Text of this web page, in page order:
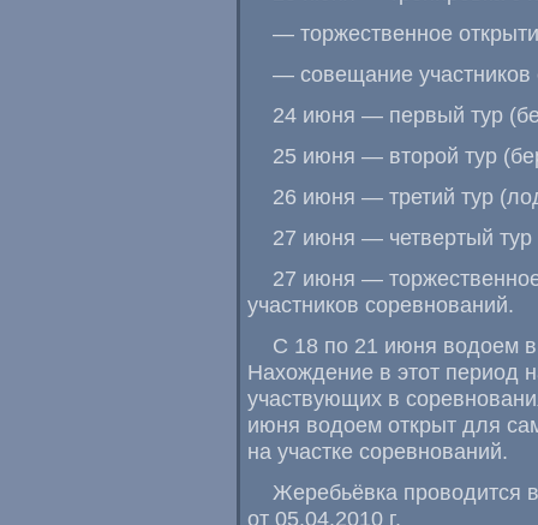
— торжественное
— совещание участников
24 июня — первый тур
25 июня — второй тур
26 июня — третий тур
27 июня — четвертый
27 июня —
участников соревнований.
С 18 по 21 июня водоем в
Нахождение в этот период
участвующих в
июня водоем открыт для
на участке соревнований.
Жеребьёвка проводится
от 05.04.2010 г.